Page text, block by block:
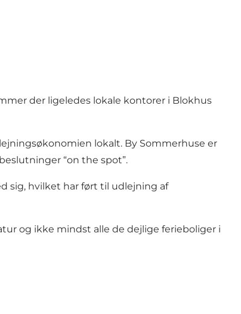
der ligeledes lokale kontorer i Blokhus
lokalt. By Sommerhuse er
“on the spot”.
sig, hvilket har ført til udlejning af
og ikke mindst alle de dejlige ferieboliger i